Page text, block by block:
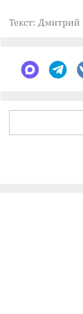
Текст: Дмитрий